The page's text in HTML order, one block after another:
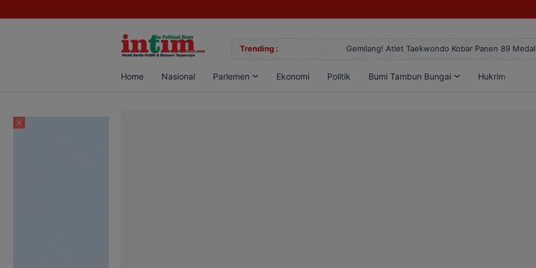
Trending :
Sabu di Pangkalan Bun, Dua Pelaku Diamankan Gemilang! Atlet Taekwondo Kobar Panen 89 Medali di Ajang
Home Nasional Parlemen Ekonomi Politik Bumi Tambun Bungai Hukrim